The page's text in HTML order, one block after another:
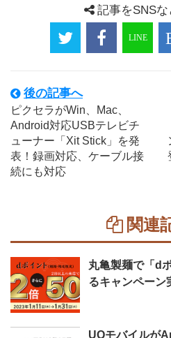
記事をSNS
後の記事へ
ピクセラがWin、Mac、
Android対応USBテレビチ
ューナー「Xit Stick」を発
表！録画対応、ケーブル接
続にも対応
関連
丸亀製麺で「d
るキャンペーン
UQモバイルが